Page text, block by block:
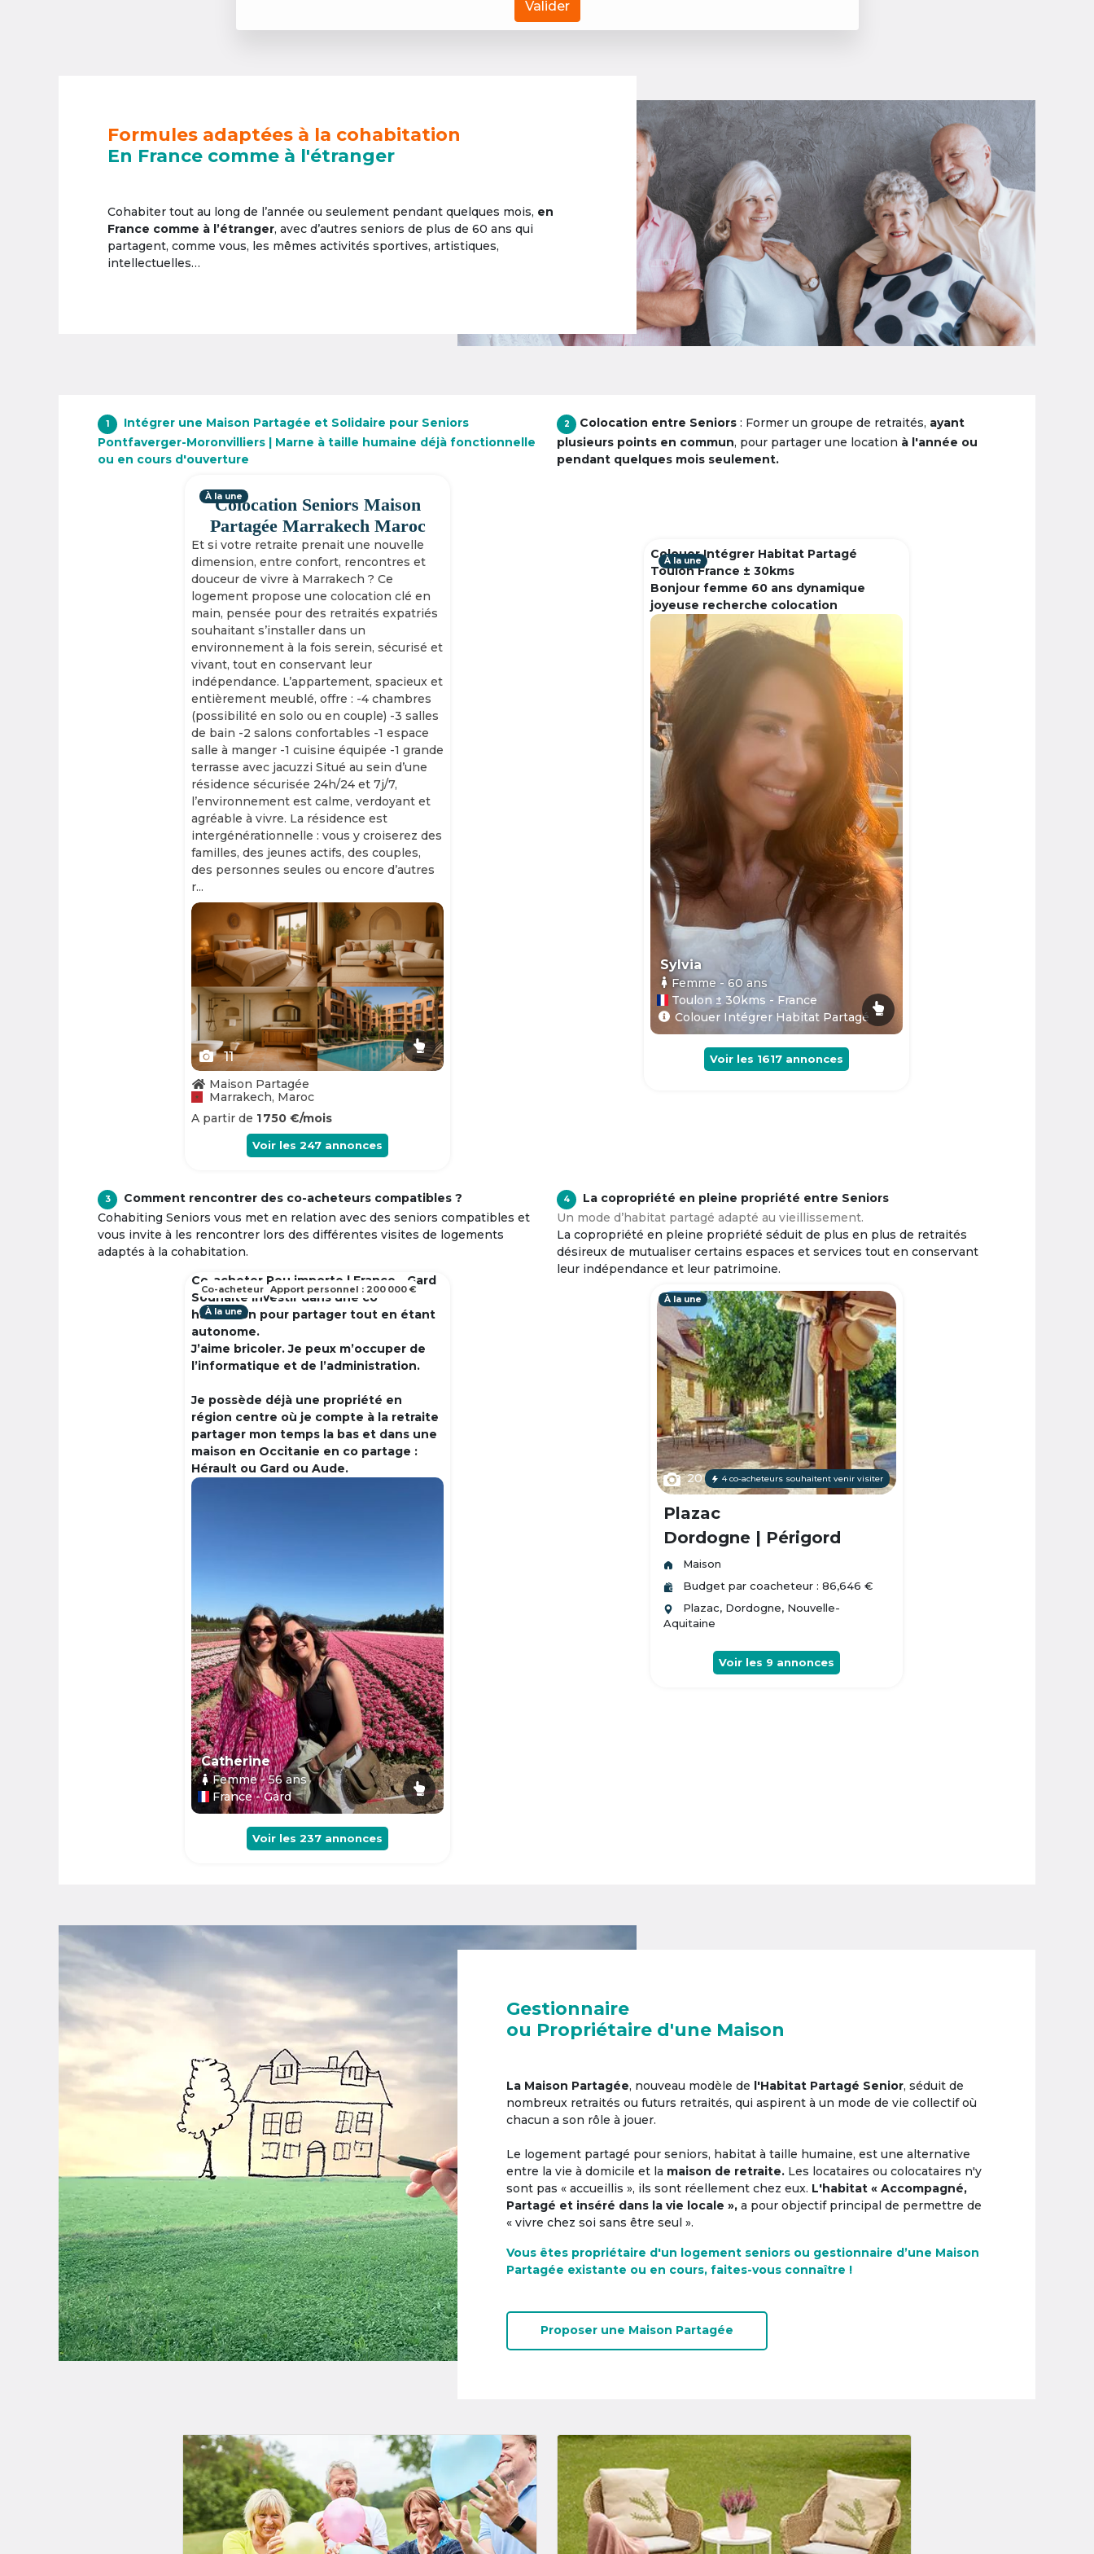
Valider
Formules adaptées à la cohabitation
En France comme à l'étranger
Cohabiter tout au long de l’année ou seulement pendant quelques mois, en
France comme à l’étranger, avec d’autres seniors de plus de 60 ans qui
partagent, comme vous, les mêmes activités sportives, artistiques,
intellectuelles…
1
Intégrer une Maison Partagée et Solidaire pour Seniors
Pontfaverger-Moronvilliers | Marne à taille humaine déjà fonctionnelle
ou en cours d'ouverture
Colocation Seniors Maison
Partagée Marrakech Maroc
Et si votre retraite prenait une nouvelle
dimension, entre confort, rencontres et
douceur de vivre à Marrakech ? Ce
logement propose une colocation clé en
main, pensée pour des retraités expatriés
souhaitant s’installer dans un
environnement à la fois serein, sécurisé et
vivant, tout en conservant leur
indépendance. L’appartement, spacieux et
entièrement meublé, offre : -4 chambres
(possibilité en solo ou en couple) -3 salles
de bain -2 salons confortables -1 espace
salle à manger -1 cuisine équipée -1 grande
terrasse avec jacuzzi Situé au sein d’une
résidence sécurisée 24h/24 et 7j/7,
l’environnement est calme, verdoyant et
agréable à vivre. La résidence est
intergénérationnelle : vous y croiserez des
familles, des jeunes actifs, des couples,
des personnes seules ou encore d’autres
r...
À la une
Slide 1 of 11
11
Maison Partagée
Marrakech, Maroc
A partir de 1 750 €/mois
Voir les 247 annonces
2 Colocation entre Seniors : Former un groupe de retraités, ayant
plusieurs points en commun, pour partager une location à l'année ou
pendant quelques mois seulement.
Colouer Intégrer Habitat Partagé
Toulon France ± 30kms
Bonjour femme 60 ans dynamique
joyeuse recherche colocation
À la une
Sylvia
Femme - 60ans
Toulon ± 30kms - France
Colouer Intégrer Habitat Partagé
Voir les 1617 annonces
3
Comment rencontrer des co-acheteurs compatibles ?
Cohabiting Seniors vous met en relation avec des seniors compatibles et
vous invite à les rencontrer lors des différentes visites de logements
adaptés à la cohabitation.
Co-acheter Peu importe | France - Gard
Souhaite investir dans une co
habitation pour partager tout en étant
autonome.
J’aime bricoler. Je peux m’occuper de
l’informatique et de l’administration.
Je possède déjà une propriété en
région centre où je compte à la retraite
partager mon temps la bas et dans une
maison en Occitanie en co partage :
Hérault ou Gard ou Aude.
À la une
Catherine
Femme- 56ans
France - Gard
Co-acheteur Apport personnel : 200 000 €
Voir les 237 annonces
4
La copropriété en pleine propriété entre Seniors
Un mode d’habitat partagé adapté au vieillissement.
La copropriété en pleine propriété séduit de plus en plus de retraités
désireux de mutualiser certains espaces et services tout en conservant
leur indépendance et leur patrimoine.
À la une
20 4 co-acheteurs souhaitent venir visiter
Plazac
Dordogne | Périgord
Maison
Budget par coacheteur : 86,646 €
Plazac, Dordogne, Nouvelle-
Aquitaine
Voir les 9 annonces
Gestionnaire
ou Propriétaire d'une Maison
La Maison Partagée, nouveau modèle de l'Habitat Partagé Senior, séduit de
nombreux retraités ou futurs retraités, qui aspirent à un mode de vie collectif où
chacun a son rôle à jouer.
Le logement partagé pour seniors, habitat à taille humaine, est une alternative
entre la vie à domicile et la maison de retraite. Les locataires ou colocataires n'y
sont pas « accueillis », ils sont réellement chez eux. L'habitat « Accompagné,
Partagé et inséré dans la vie locale », a pour objectif principal de permettre de
« vivre chez soi sans être seul ».
Vous êtes propriétaire d'un logement seniors ou gestionnaire d’une Maison
Partagée existante ou en cours, faites-vous connaître !
Proposer une Maison Partagée